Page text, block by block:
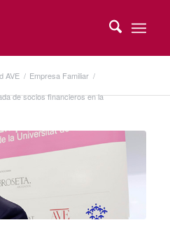
AVE / Empresa Familiar /
de socios financieros en la